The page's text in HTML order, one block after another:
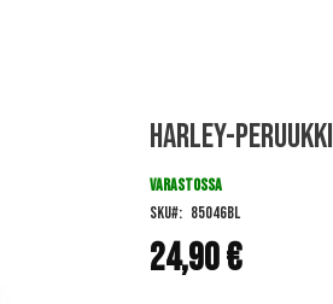
Harley-peruukki
24,90 €
VARASTOSSA
SKU
85046BL